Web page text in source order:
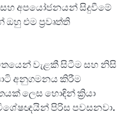
සහ අපයෝජනයන් සිදුවීමේ
එම ප්‍රවෘත්ති
වැළකී සිටීම සහ නිසි
අනුගමනය කිරීම
ලෙස හොඳින් ක්‍රියා
පිරිස පවසනවා.